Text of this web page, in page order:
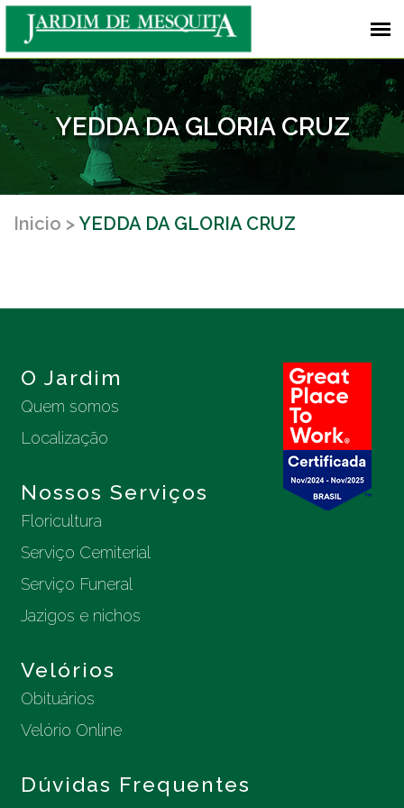
YEDDA DA GLORIA CRUZ
Inicio YEDDA DA GLORIA CRUZ
O Jardim
Quem somos
Localização
Nossos Serviços
Floricultura
Serviço Cemiterial
Serviço Funeral
Jazigos e nichos
Velórios
Obituários
Velório Online
Dúvidas Frequentes